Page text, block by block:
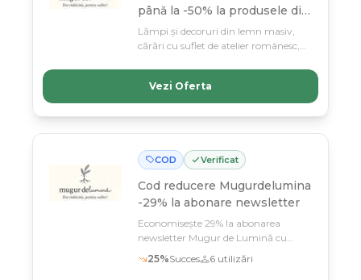
până la -50% la produsele din
selecție
Lămpi și decoruri din lemn masiv,
cărări cu suflet de atelier românesc,
asta și transformă-ți casa cu piese
unice, lucrate manual.
Vezi Oferta
COD Verificat
Cod reducere Mugurdelumina
-29% la abonare newsletter
Economisește 29% la abonarea
newsletter Mugur de Lumină cu
codul N*** și primești oferte exclusive
la lămpile din lemn masiv
25%Succes 6 utilizări